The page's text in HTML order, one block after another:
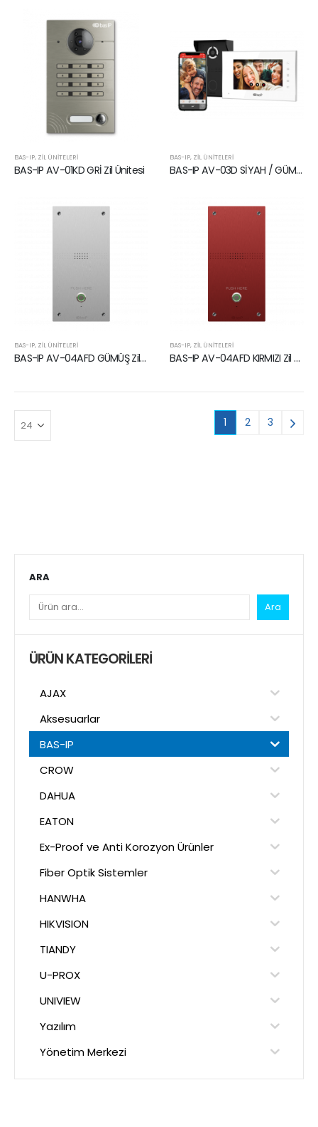
BAS-IP, ZIL ÜNITELERI
BAS-IP AV-01KD GRİ Zil Ünitesi
BAS-IP, ZIL ÜNITELERI
BAS-IP AV-03D SİYAH / GÜMÜŞ + AQ-07LL BEYAZ Zil Ünitesi
BAS-IP, ZIL ÜNITELERI
BAS-IP AV-04AFD GÜMÜŞ Zil Ünitesi
BAS-IP, ZIL ÜNITELERI
BAS-IP AV-04AFD KIRMIZI Zil Ünitesi
1 2 3
ARA
Ara
ÜRÜN KATEGORILERI
AJAX
Aksesuarlar
BAS-IP
CROW
DAHUA
EATON
Ex-Proof ve Anti Korozyon Ürünler
Fiber Optik Sistemler
HANWHA
HIKVISION
TIANDY
U-PROX
UNIVIEW
Yazılım
Yönetim Merkezi